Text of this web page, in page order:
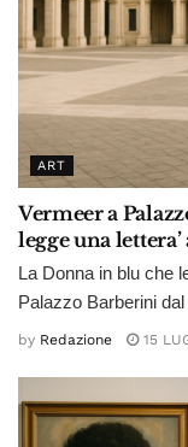
ART
Vermeer a
legge una
La Donna in blu che
Palazzo Barberini
by Redazione 15